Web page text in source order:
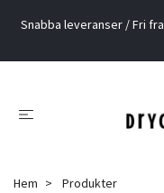
Snabba leveranser / Fri
Hem
Produkter